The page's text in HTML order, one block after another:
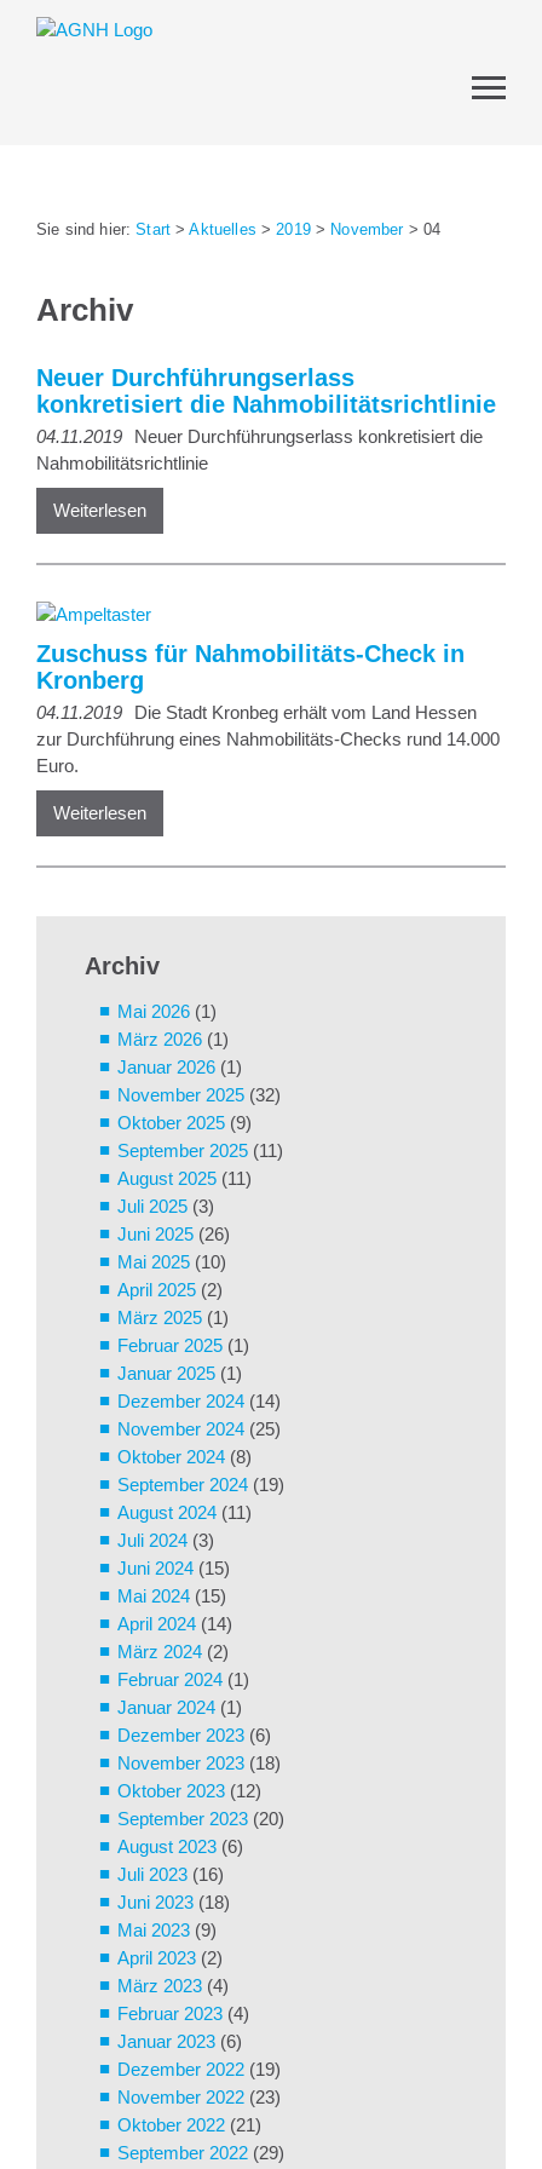
Sie sind hier:Start >Aktuelles >2019> November> 04
Archiv
Neuer Durchführungserlass
konkretisiert die Nahmobilitätsrichtlinie
04.11.2019
Neuer Durchführungserlass konkretisiert die
Nahmobilitätsrichtlinie
Weiterlesen
Zuschuss für Nahmobilitäts-Check in
Kronberg
04.11.2019
Die Stadt Kronbeg erhält vom Land Hessen
zur Durchführung eines Nahmobilitäts-Checks rund 14.000
Euro.
Weiterlesen
Archiv
Mai 2026 (1)
März 2026 (1)
Januar 2026 (1)
November 2025 (32)
Oktober 2025 (9)
September 2025 (11)
August 2025 (11)
Juli 2025 (3)
Juni 2025 (26)
Mai 2025 (10)
April 2025 (2)
März 2025 (1)
Februar 2025 (1)
Januar 2025 (1)
Dezember 2024 (14)
November 2024 (25)
Oktober 2024 (8)
September 2024 (19)
August 2024 (11)
Juli 2024 (3)
Juni 2024 (15)
Mai 2024 (15)
April 2024 (14)
März 2024 (2)
Februar 2024 (1)
Januar 2024 (1)
Dezember 2023 (6)
November 2023 (18)
Oktober 2023 (12)
September 2023 (20)
August 2023 (6)
Juli 2023 (16)
Juni 2023 (18)
Mai 2023 (9)
April 2023 (2)
März 2023 (4)
Februar 2023 (4)
Januar 2023 (6)
Dezember 2022 (19)
November 2022 (23)
Oktober 2022 (21)
September 2022 (29)